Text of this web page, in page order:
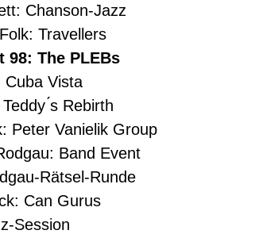
Chanson-Jazz
Travellers
The PLEBs
Vista
́s Rebirth
Vanielik Group
Band Event
Rätsel-Runde
Can Gurus